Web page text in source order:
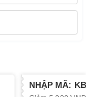
NHẬP MÃ: